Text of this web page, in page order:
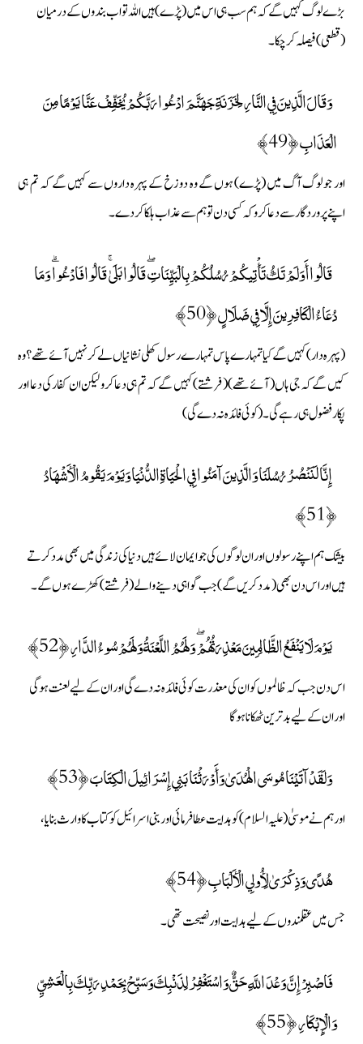
بڑے لوگ کہیں گے کہ ہم سب ہی اس میں (پڑے) ہیں اللہ تو اب بندوں کے درمیان
(قطعی) فیصلہ کرچکا۔
وَقَالَ الَّذِينَ فِي النَّارِ لِخَزَنَةِ جَهَنَّمَ ادْعُوا رَبَّكُمْ يُخَفِّفْ عَنَّا يَوْمًا مِنَ
الْعَذَابِ ﴿49﴾
اور جو لوگ آگ میں (پڑے) ہوں گے وہ دوزخ کے پہرہ داروں سے کہیں گے کہ تم ہی
اپنے پروردگار سے دعا کرو کہ کسی دن تو ہم سے عذاب ہلکا کردے۔
قَالُوا أَوَلَمْ تَكُ تَأْتِيكُمْ رُسُلُكُمْ بِالْبَيِّنَاتِ ۖ قَالُوا بَلَىٰ ۚ قَالُوا فَادْعُوا ۗ وَمَا
دُعَاءُ الْكَافِرِينَ إِلَّا فِي ضَلَالٍ ﴿50﴾
(پہرہ دار) کہیں گے کیا تمہارے پاس تمہارے رسول کھلی نشانیاں لے کر نہیں آئے تھے ؟ وہ
کیں گے کہ جی ہاں ( آئے تھے) ( فرشتے ) کہیں گے کہ تم ہی دعا کرو لیکن ان کفار کی دعا اور
پکار فضول ہی رہے گی۔ (کوئی فائدہ نہ دے گی)
إِنَّا لَنَنْصُرُ رُسُلَنَا وَالَّذِينَ آمَنُوا فِي الْحَيَاةِ الدُّنْيَا وَيَوْمَ يَقُومُ الْأَشْهَادُ
﴿51﴾
بیشک ہم اپنے رسولوں اور ان لوگوں کی جو ایمان لائے ہیں دنیا کی زندگی میں بھی مدد کرتے
ہیں اور اس دن بھی (مدد کریں گے) جب گواہی دینے والے (فرشتے) کھڑے ہوں گے۔
يَوْمَ لَا يَنْفَعُ الظَّالِمِينَ مَعْذِرَتُهُمْ ۖ وَلَهُمُ اللَّعْنَةُ وَلَهُمْ سُوءُ الدَّارِ ﴿52﴾
اس دن جب کہ ظالموں کو ان کی معذرت کوئی فائدہ نہ دے گی اور ان کے لیے لعنت ہوگی
اور ان کے لیے بدترین ٹھکانا ہو گا
وَلَقَدْ آتَيْنَا مُوسَى الْهُدَىٰ وَأَوْرَثْنَا بَنِي إِسْرَائِيلَ الْكِتَابَ ﴿53﴾
اور ہم نے موسیٰ ( علیہ السلام) کو ہدایت عطا فرمائی اور بنی اسرائیل کو کتاب کا وارث بنایا،
هُدًى وَذِكْرَىٰ لِأُولِي الْأَلْبَابِ ﴿54﴾
جس میں عقلمندوں کے لیے ہدایت اور نصیحت تھی۔
فَاصْبِرْ إِنَّ وَعْدَ اللَّهِ حَقٌّ وَاسْتَغْفِرْ لِذَنْبِكَ وَسَبِّحْ بِحَمْدِ رَبِّكَ بِالْعَشِيِّ
وَالْإِبْكَارِ ﴿55﴾